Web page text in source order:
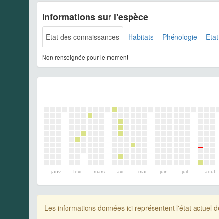
Informations sur l'espèce
Etat des connaissances Habitats Phénologie
Non renseignée pour le moment
janv. févr. mars avr. mai juin juil. août
Les informations données ici représentent l'état actuel